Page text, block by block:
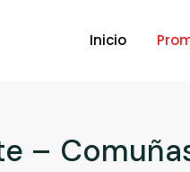
Inicio
–